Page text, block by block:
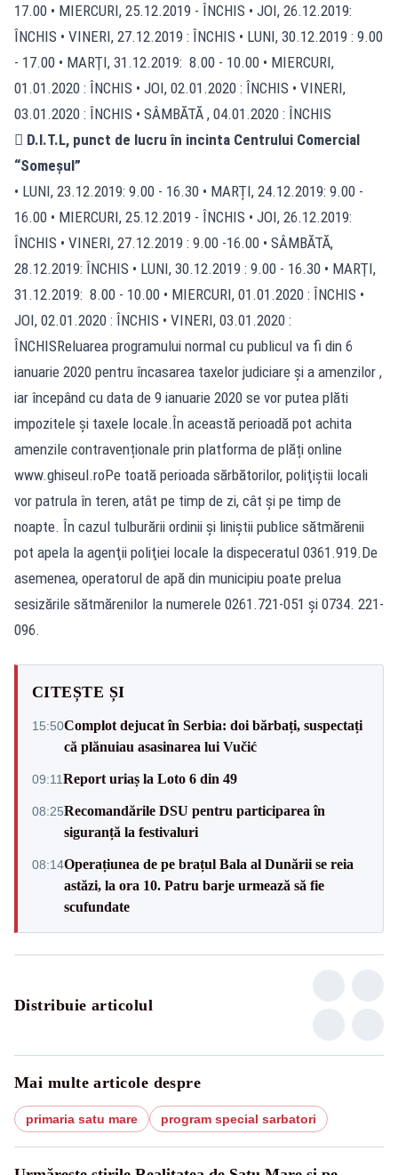
17.00 • MIERCURI, 25.12.2019 - ÎNCHIS • JOI, 26.12.2019:
ÎNCHIS • VINERI, 27.12.2019 : ÎNCHIS • LUNI, 30.12.2019 : 9.00
- 17.00 • MARŢI, 31.12.2019: 8.00 - 10.00 • MIERCURI,
01.01.2020 : ÎNCHIS • JOI, 02.01.2020 : ÎNCHIS • VINERI,
03.01.2020 : ÎNCHIS • SÂMBĂTĂ , 04.01.2020 : ÎNCHIS
 D.I.T.L, punct de lucru în incinta Centrului Comercial
“Someșul”
• LUNI, 23.12.2019: 9.00 - 16.30 • MARȚI, 24.12.2019: 9.00 -
16.00 • MIERCURI, 25.12.2019 - ÎNCHIS • JOI, 26.12.2019:
ÎNCHIS • VINERI, 27.12.2019 : 9.00 -16.00 • SÂMBĂTĂ,
28.12.2019: ÎNCHIS • LUNI, 30.12.2019 : 9.00 - 16.30 • MARŢI,
31.12.2019: 8.00 - 10.00 • MIERCURI, 01.01.2020 : ÎNCHIS •
JOI, 02.01.2020 : ÎNCHIS • VINERI, 03.01.2020 :
ÎNCHISReluarea programului normal cu publicul va fi din 6
ianuarie 2020 pentru încasarea taxelor judiciare și a amenzilor ,
iar începând cu data de 9 ianuarie 2020 se vor putea plăti
impozitele și taxele locale.În această perioadă pot achita
amenzile contravenționale prin platforma de plăți online
www.ghiseul.roPe toată perioada sărbătorilor, poliţiştii locali
vor patrula în teren, atât pe timp de zi, cât și pe timp de
noapte. În cazul tulburării ordinii şi liniştii publice sătmărenii
pot apela la agenţii poliţiei locale la dispeceratul 0361.919.De
asemenea, operatorul de apă din municipiu poate prelua
sesizările sătmărenilor la numerele 0261.721-051 și 0734. 221-
096.
CITEȘTE ȘI
15:50Complot dejucat în Serbia: doi bărbați, suspectați
că plănuiau asasinarea lui Vučić
09:11Report uriaș la Loto 6 din 49
08:25Recomandările DSU pentru participarea în
siguranță la festivaluri
08:14Operațiunea de pe brațul Bala al Dunării se reia
astăzi, la ora 10. Patru barje urmează să fie
scufundate
Distribuie articolul
Mai multe articole despre
primaria satu mare program special sarbatori